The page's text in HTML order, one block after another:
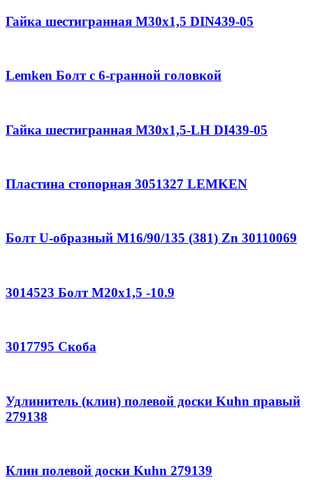
Гайка шестигранная M30x1,5 DIN439-05
Lemken Болт с 6-гранной головкой
Гайка шестигранная M30x1,5-LH DI439-05
Пластина стопорная 3051327 LEMKEN
Болт U-образный M16/90/135 (381) Zn 30110069
3014523 Болт M20x1,5 -10.9
3017795 Скоба
Удлинитель (клин) полевой доски Kuhn правый
279138
Клин полевой доски Kuhn 279139